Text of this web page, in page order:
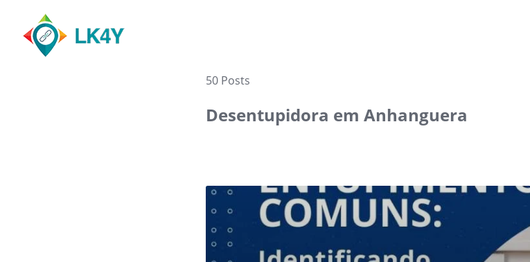
content
50 Posts
Desentupidora em Anhanguera‎